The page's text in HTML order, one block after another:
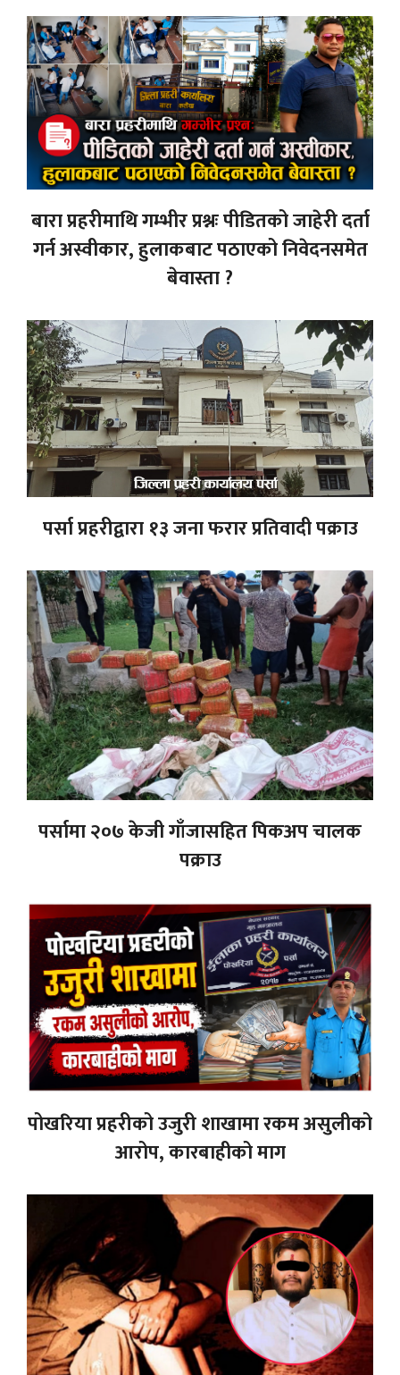
बारा प्रहरीमाथि गम्भीर प्रश्नः पीडितको जाहेरी दर्ता
गर्न अस्वीकार, हुलाकबाट पठाएको निवेदनसमेत
बेवास्ता ?
पर्सा प्रहरीद्वारा १३ जना फरार प्रतिवादी पक्राउ
पर्सामा २०७ केजी गाँजासहित पिकअप चालक
पक्राउ
पोखरिया प्रहरीको उजुरी शाखामा रकम असुलीको
आरोप, कारबाहीको माग